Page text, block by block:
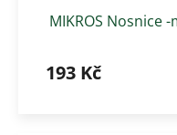
MIKROS Nosnice
193 Kč